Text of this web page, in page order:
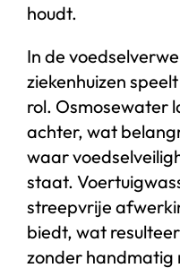
houdt.
In de
ziekenhuizen
rol. Osmosewater
achter, wat
waar
staat.
streepvrije
biedt, wat
zonder handmatig